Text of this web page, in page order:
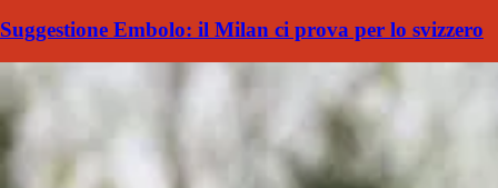
Suggestione Embolo: il Milan ci prova per lo svizzero